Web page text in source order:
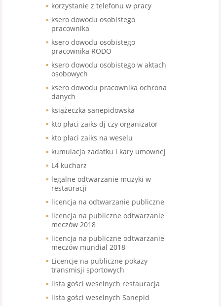
korzystanie z telefonu w pracy
ksero dowodu osobistego
pracownika
ksero dowodu osobistego
pracownika RODO
ksero dowodu osobistego w aktach
osobowych
ksero dowodu pracownika ochrona
danych
książeczka sanepidowska
kto płaci zaiks dj czy organizator
kto płaci zaiks na weselu
kumulacja zadatku i kary umownej
L4 kucharz
legalne odtwarzanie muzyki w
restauracji
licencja na odtwarzanie publiczne
licencja na publiczne odtwarzanie
meczów 2018
licencja na publiczne odtwarzanie
meczów mundial 2018
Licencje na publiczne pokazy
transmisji sportowych
lista gości weselnych restauracja
lista gości weselnych Sanepid